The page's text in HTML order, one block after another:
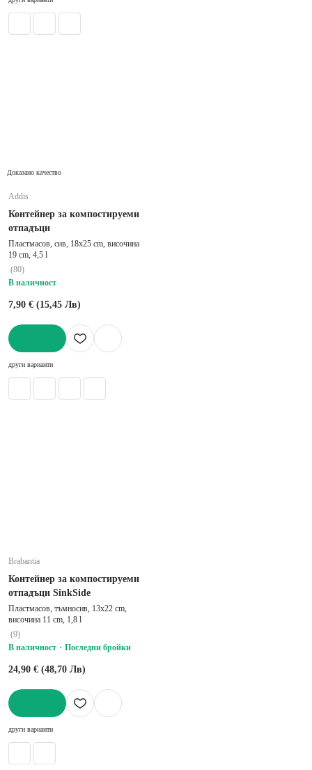
Доказано качество
Addis
Контейнер за компостируеми
отпадъци
Пластмасов, сив, 18x25 cm, височина
19 cm, 4,5 l
(80)
В наличност
7,90 € (15,45 Лв)
други варианти
Brabantia
Контейнер за компостируеми
отпадъци SinkSide
Пластмасов, тъмносив, 13x22 cm,
височина 11 cm, 1,8 l
(9)
В наличност
Последни бройки
24,90 € (48,70 Лв)
други варианти